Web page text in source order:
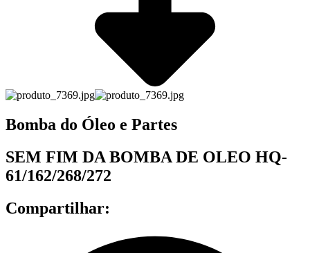
Bomba do Óleo e Partes
SEM FIM DA BOMBA DE OLEO HQ-
61/162/268/272
Compartilhar: